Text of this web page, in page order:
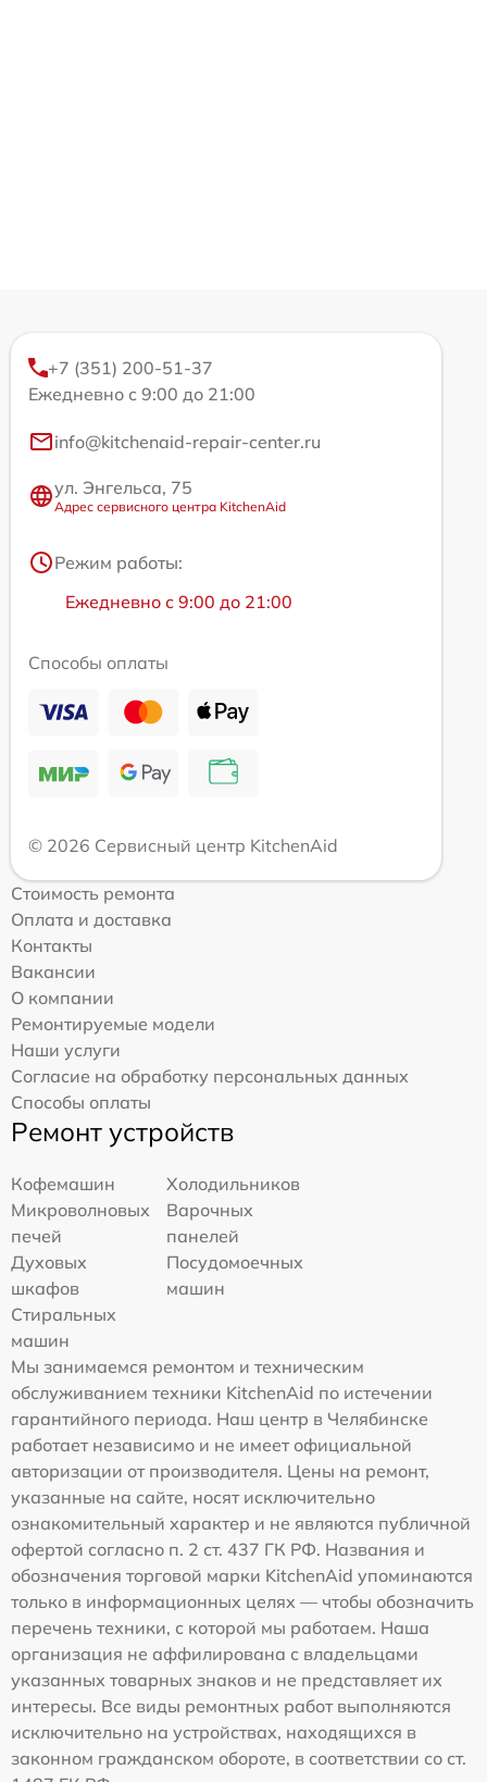
+7 (351) 200-51-37
Ежедневно с 9:00 до 21:00
info@kitchenaid-repair-center.ru
ул. Энгельса, 75
Адрес сервисного центра KitchenAid
Режим работы:
Ежедневно с 9:00 до 21:00
Способы оплаты
© 2026 Сервисный центр KitchenAid
Стоимость ремонта
Оплата и доставка
Контакты
Вакансии
О компании
Ремонтируемые модели
Наши услуги
Согласие на обработку персональных данных
Способы оплаты
Ремонт устройств
Кофемашин
Холодильников
Микроволновых
печей
Варочных
панелей
Духовых
шкафов
Посудомоечных
машин
Стиральных
машин
Мы занимаемся ремонтом и техническим
обслуживанием техники KitchenAid по истечении
гарантийного периода. Наш центр в Челябинске
работает независимо и не имеет официальной
авторизации от производителя. Цены на ремонт,
указанные на сайте, носят исключительно
ознакомительный характер и не являются публичной
офертой согласно п. 2 ст. 437 ГК РФ. Названия и
обозначения торговой марки KitchenAid упоминаются
только в информационных целях — чтобы обозначить
перечень техники, с которой мы работаем. Наша
организация не аффилирована с владельцами
указанных товарных знаков и не представляет их
интересы. Все виды ремонтных работ выполняются
исключительно на устройствах, находящихся в
законном гражданском обороте, в соответствии со ст.